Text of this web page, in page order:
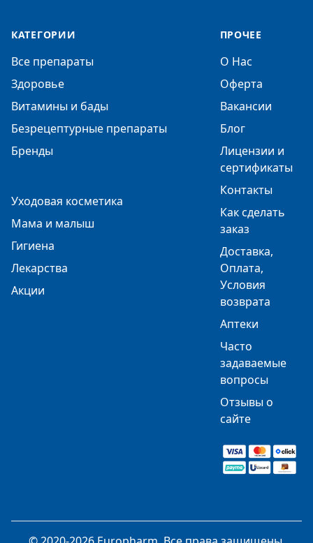
КАТЕГОРИИ
Все препараты
Здоровье
Витамины и бады
Безрецептурные препараты
Бренды
Уходовая косметика
Мама и малыш
Гигиена
Лекарства
Акции
ПРОЧЕЕ
О Нас
Оферта
Вакансии
Блог
Лицензии и
сертификаты
Контакты
Как сделать
заказ
Доставка,
Оплата,
Условия
возврата
Аптеки
Часто
задаваемые
вопросы
Отзывы о
сайте